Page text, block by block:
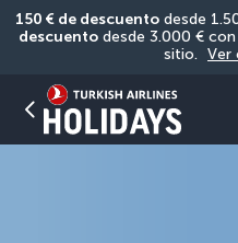
150 € de descuento desde
descuento desde 3.000 € con
sitio. Ver